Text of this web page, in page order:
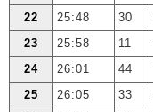
22
25:48 30
23
25:58 11
24
26:01 44
25
26:05 33